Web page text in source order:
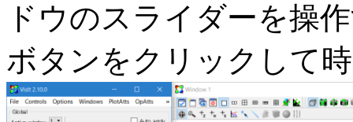
ドウのスライダーを操
ボタンをクリックして